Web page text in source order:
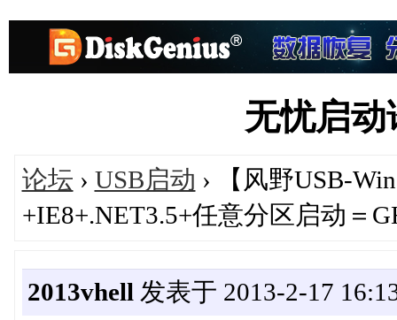
无忧启
论坛 › USB启动 › 【风野USB-
+IE8+.NET3.5+任意分区启动＝
2013vhell 发表于 2013-2-17